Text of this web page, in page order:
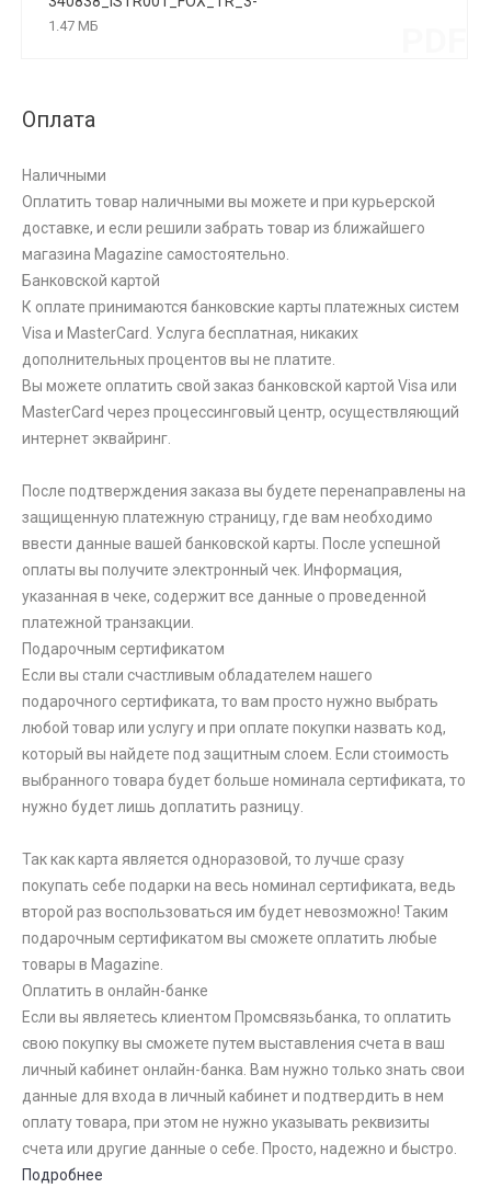
PHASE_08W_CRI90_2700K_ON-OFF_NERO
1.47 МБ
Оплата
Наличными
Оплатить товар наличными вы можете и при курьерской
доставке, и если решили забрать товар из ближайшего
магазина Magazine самоcтоятельно.
Банковской картой
К оплате принимаются банковские карты платежных систем
Visa и MasterCard. Услуга бесплатная, никаких
дополнительных процентов вы не платите.
Вы можете оплатить свой заказ банковской картой Visa или
MasterCard через процессинговый центр, осуществляющий
интернет эквайринг.
После подтверждения заказа вы будете перенаправлены на
защищенную платежную страницу, где вам необходимо
ввести данные вашей банковской карты. После успешной
оплаты вы получите электронный чек. Информация,
указанная в чеке, содержит все данные о проведенной
платежной транзакции.
Подарочным сертификатом
Если вы стали счастливым обладателем нашего
подарочного сертификата, то вам просто нужно выбрать
любой товар или услугу и при оплате покупки назвать код,
который вы найдете под защитным слоем. Если стоимость
выбранного товара будет больше номинала сертификата, то
нужно будет лишь доплатить разницу.
Так как карта является одноразовой, то лучше сразу
покупать себе подарки на весь номинал сертификата, ведь
второй раз воспользоваться им будет невозможно! Таким
подарочным сертификатом вы сможете оплатить любые
товары в Magazine.
Оплатить в онлайн-банке
Если вы являетесь клиентом Промсвязьбанка, то оплатить
свою покупку вы сможете путем выставления счета в ваш
личный кабинет онлайн-банка. Вам нужно только знать свои
данные для входа в личный кабинет и подтвердить в нем
оплату товара, при этом не нужно указывать реквизиты
счета или другие данные о себе. Просто, надежно и быстро.
Подробнее